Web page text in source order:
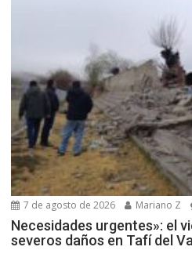
7 de agosto de 2026 Mariano Z
Necesidades urgentes»: el
severos daños en Tafí del